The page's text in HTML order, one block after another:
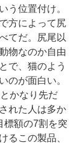
う位置付け。
方によって尻
てだ。尻尾以
物なのか自由
で、猫のよう
のが面白い。
かなり先だ
れた人は多か
標額の7割を突
るこの製品、